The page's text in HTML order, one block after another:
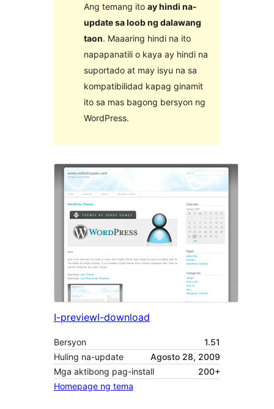
Ang temang ito ay hindi na-
update sa loob ng dalawang
taon. Maaaring hindi na ito
napapanatili o kaya ay hindi na
suportado at may isyu na sa
kompatibilidad kapag ginamit
ito sa mas bagong bersyon ng
WordPress.
I-previewI-download
Bersyon
1.51
Huling na-update
Agosto 28, 2009
Mga aktibong pag-install
200+
Homepage ng tema